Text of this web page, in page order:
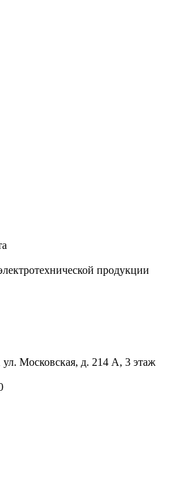
продукции
ул. Московская, д. 214 А, 3 этаж